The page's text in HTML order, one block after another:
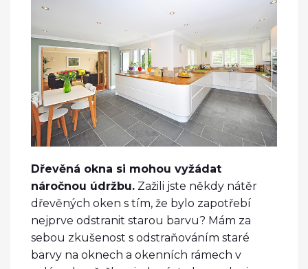
Dřevěná okna si mohou vyžádat
náročnou údržbu. Zažili jste někdy nátěr
dřevěných oken s tím, že bylo zapotřebí
nejprve odstranit starou barvu? Mám za
sebou zkušenost s odstraňováním staré
barvy na oknech a okenních rámech v